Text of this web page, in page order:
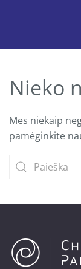
Skip to main
Nieko
Mes niekaip
pamėginkite